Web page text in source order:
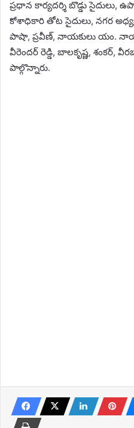
ప్రధాన కార్యదర్శి బొడ్డు సైదులు,
కోశాధికారి తోట సైదులు, నగర
పాషా, ప్రవీణ్, నాయకులు యం.
వీరెందర్ రెడ్డి, బాలకృష్ణ, శంకర్,
పాల్గొన్నారు.